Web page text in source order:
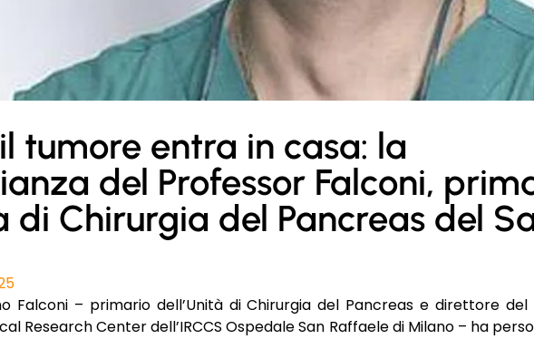
tumore entra in casa: la
del Professor Falconi,
di Chirurgia del Pancreas del
Falconi – primario dell’Unità di Chirurgia del Pancreas e direttore del
Research Center dell’IRCCS Ospedale San Raffaele di Milano – ha